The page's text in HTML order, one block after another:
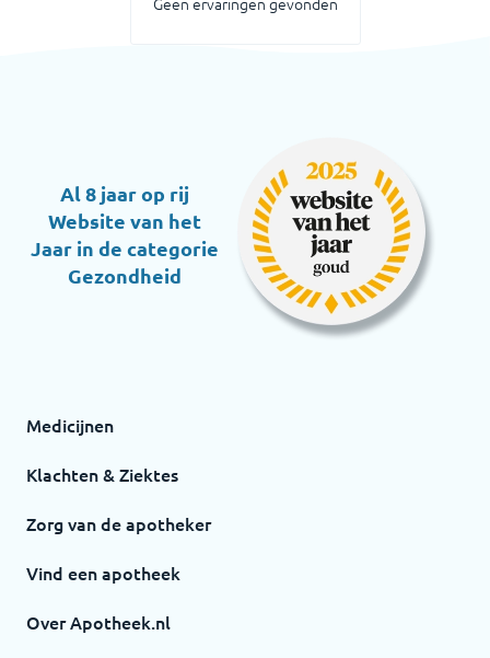
Al 8 jaar op rij
Website van het
Jaar in de categorie
Gezondheid
Medicijnen
Klachten & Ziektes
Zorg van de apotheker
Vind een apotheek
Over Apotheek.nl